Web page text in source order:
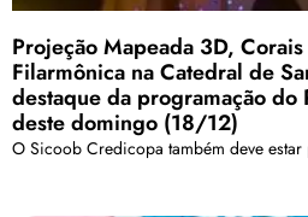
Projeção Mapeada 3D,
Filarmônica na Catedral de
destaque da programação do
deste domingo (18/12)
O Sicoob Credicopa também deve